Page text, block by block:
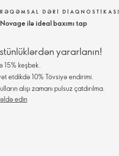
RƏQƏMSAL DƏRI DIAQNOSTIKASI
Novage ilə ideal baxımı tap
yararlanın!
15% keşbek.
etdikdə 10% Tövsiyə endirimi.
alışı zamanı pulsuz çatdırılma.
edin